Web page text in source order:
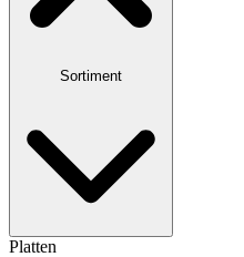
Sortiment
Platten